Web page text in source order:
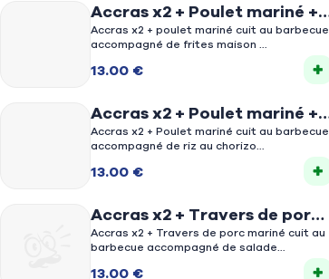
Accras x2 + Poulet mariné +
frites
Accras x2 + poulet mariné cuit au barbecue
accompagné de frites maison
13.00 €
Accras x2 + Poulet mariné +
riz au chorizo
Accras x2 + Poulet mariné cuit au barbecue
accompagné de riz au chorizo
13.00 €
Accras x2 + Travers de porc
mariné + salade
Accras x2 + Travers de porc mariné cuit au
barbecue accompagné de salade
13.00 €